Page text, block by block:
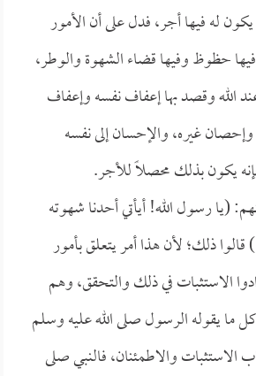
له فيها أجر، فدل على أن الأمور
حظوظ وفيها قضاء الشهوة والوطر،
الله وقصد بها إعفاف نفسه وإعفاف
غيره، والإحسان إلى نفسه
يكون بذلك محصلاً للأجر.
(يا رسول الله! أيأتي أحدنا شهوته
ذلك؛ لأن هذا أمر يتعلق بأمور
الاستثبات في ذلك والتحقق، وهم
ما يقوله الرسول صلى الله عليه وسلم
والاطمئنان، فالنبي صلى